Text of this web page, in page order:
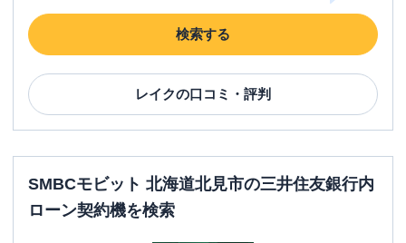
検索する
レイクの口コミ・評判
SMBCモビット 北海道北見市の三井住友銀行内
ローン契約機を検索